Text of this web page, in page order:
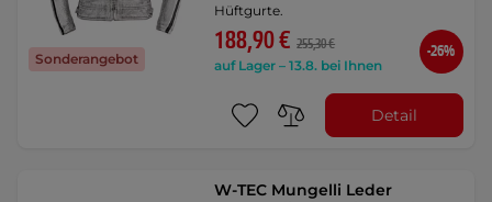
Sonderangebot
Hüftgurte.
188,90 € 255,30 €
auf Lager – 13.8. bei Ihnen
-26%
Detail
W-TEC Mungelli Leder